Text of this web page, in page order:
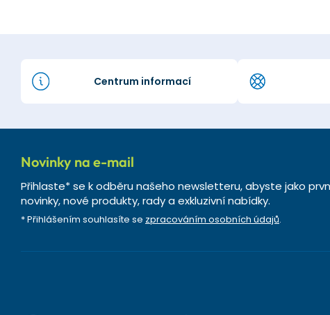
Centrum informací
Novinky na e-mail
Přihlaste* se k odběru našeho newsletteru, abyste jako
novinky, nové produkty, rady a exkluzivní nabídky.
* Přihlášením souhlasíte se zpracováním osobních údajů.